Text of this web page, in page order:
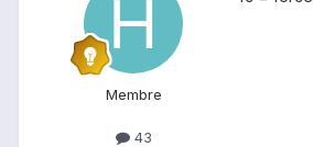
Membre
43